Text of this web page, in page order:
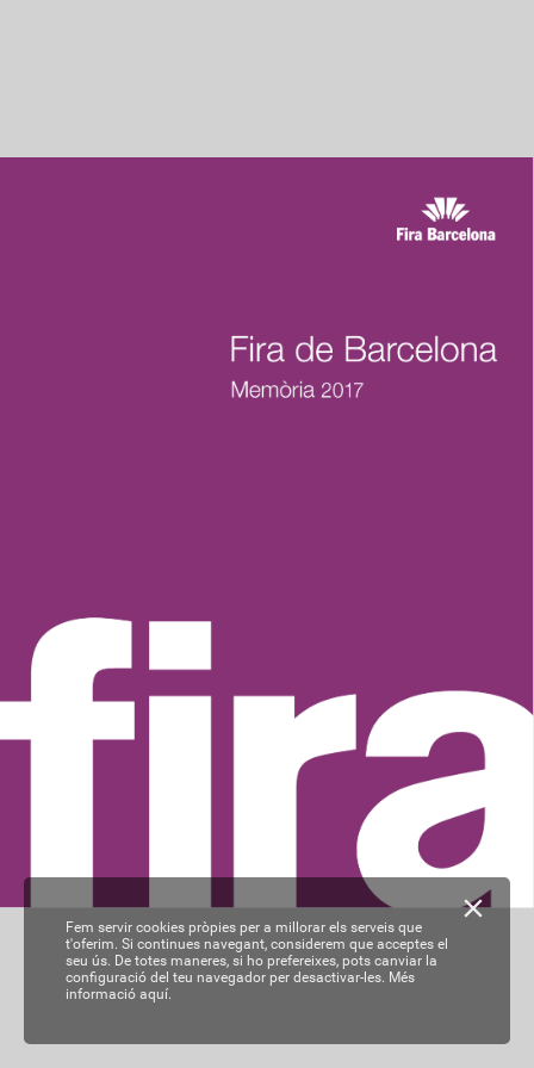
Fem servir cookies pròpies per a millorar els serveis que
t'oferim. Si continues navegant, considerem que acceptes el
seu ús. De totes maneres, si ho prefereixes, pots canviar la
configuració del teu navegador per desactivar-les. Més
informació aquí.